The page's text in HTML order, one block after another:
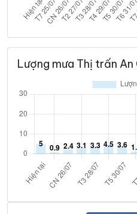
Lượng mưa Thị trấn